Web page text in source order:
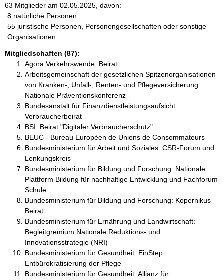
63 Mitglieder am 02.05.2025, davon:
8 natürliche Personen
55 juristische Personen, Personengesellschaften oder sonstige
Organisationen
Mitgliedschaften (87):
Agora Verkehrswende: Beirat
Arbeitsgemeinschaft der gesetzlichen Spitzenorganisationen
von Kranken-, Unfall-, Renten- und Pflegeversicherung:
Nationale Präventionskonferenz
Bundesanstalt für Finanzdienstleistungsaufsicht:
Verbraucherbeirat
BSI: Beirat "Digitaler Verbraucherschutz"
BEUC - Bureau Européen de Unions de Consommateurs
Bundesministerium für Arbeit und Soziales: CSR-Forum und
Lenkungskreis
Bundesministerium für Bildung und Forschung: Nationale
Plattform Bildung für nachhaltige Entwicklung und Fachforum
Schule
Bundesministerium für Bildung und Forschung: Kopernikus
Beirat
Bundesministerium für Ernährung und Landwirtschaft:
Begleitgremium Nationale Reduktions- und
Innovationsstrategie (NRI)
Bundesministerium für Gesundheit: EinStep
Entbürokratisierung der Pflege
Bundesministerium für Gesundheit: Allianz für